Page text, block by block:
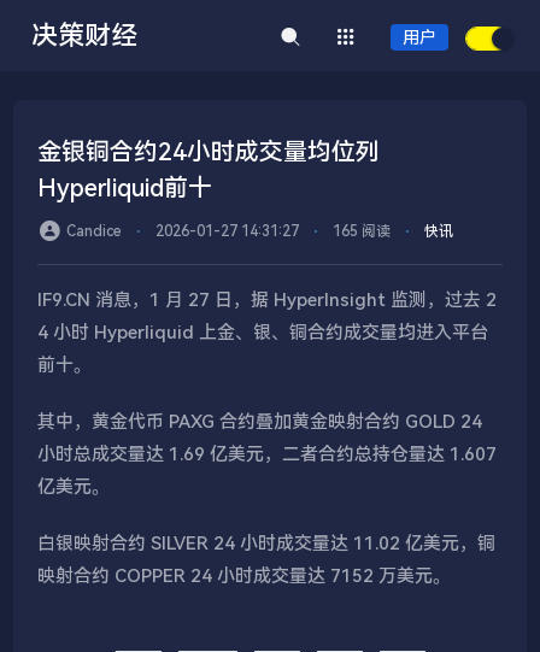
决策财经 用户
金银铜合约24小时成交量均位列
Hyperliquid前十
Candice ⋅ 2026-01-27 14:31:27 ⋅ 165 阅读 ⋅ 快讯
IF9.CN 消息，1 月 27 日，据 HyperInsight 监测，过去 2
4 小时 Hyperliquid 上金、银、铜合约成交量均进入平台
前十。
其中，黄金代币 PAXG 合约叠加黄金映射合约 GOLD 24
小时总成交量达 1.69 亿美元，二者合约总持仓量达 1.607
亿美元。
白银映射合约 SILVER 24 小时成交量达 11.02 亿美元，铜
映射合约 COPPER 24 小时成交量达 7152 万美元。